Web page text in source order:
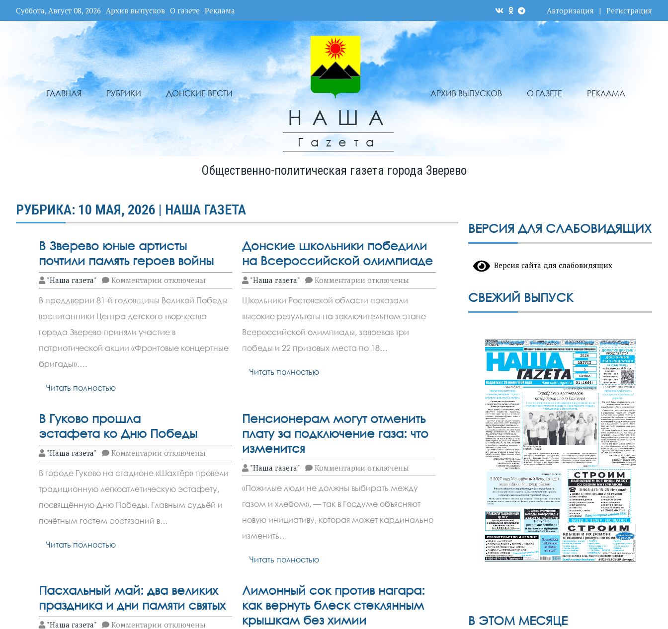
Суббота, Август 08, 2026 Архив выпусков О газете Реклама Авторизация | Регистрация
ГЛАВНАЯ РУБРИКИ ДОНСКИЕ ВЕСТИ
НАША
Гаzета
АРХИВ ВЫПУСКОВ О ГАЗЕТЕ РЕКЛАМА
Общественно-политическая газета города Зверево
РУБРИКА: 10 МАЯ, 2026 | НАША ГАЗЕТА
В Зверево юные артисты
почтили память героев войны
"Наша газета" Комментариик
записи
В
Зверево
юные
артисты
почтили
память
героев
отключены
В преддверии 81-й годовщины Великой Победы
воспитанники Центра детского творчества
города Зверево приняли участие в
патриотической акции «Фронтовые концертные
бригады»….
Читать полностью
Донские школьники победили
на Всероссийской олимпиаде
"Наша газета" Комментарии к
записи
Донские школьники победили на Всероссийской олимпиаде
отключены
Школьники Ростовской области показали
высокие результаты на заключительном этапе
Всероссийской олимпиады, завоевав три
победы и 22 призовых места по 18…
Читать полностью
В Гуково прошла
эстафета ко Дню Победы
"Наша газета" Комментариик
записи
В
Гуково
прошла
эстафета ко Дню Победы
отключены
В городе Гуково на стадионе «Шахтёр» провели
традиционную легкоатлетическую эстафету,
посвящённую Дню Победы. Главным судьёй и
почётным гостем состязаний в…
Читать полностью
Пенсионерам могут отменить
плату за подключение газа: что
изменится
"Наша газета" Комментарии к
записи
Пенсионерам
могут
отменить
плату
за
подключение
отключены
«Пожилые люди не должны выбирать между
газом и хлебом», — так в Госдуме объясняют
новую инициативу, которая может кардинально
изменить…
Читать полностью
Пасхальный май: два великих
праздника и дни памяти святых
"Наша газета" Комментариикотключены
Лимонный сок против нагара:
как вернуть блеск стеклянным
крышкам без химии
ВЕРСИЯ ДЛЯ СЛАБОВИДЯЩИХ
Версия сайта для слабовидящих
СВЕЖИЙ ВЫПУСК
В ЭТОМ МЕСЯЦЕ